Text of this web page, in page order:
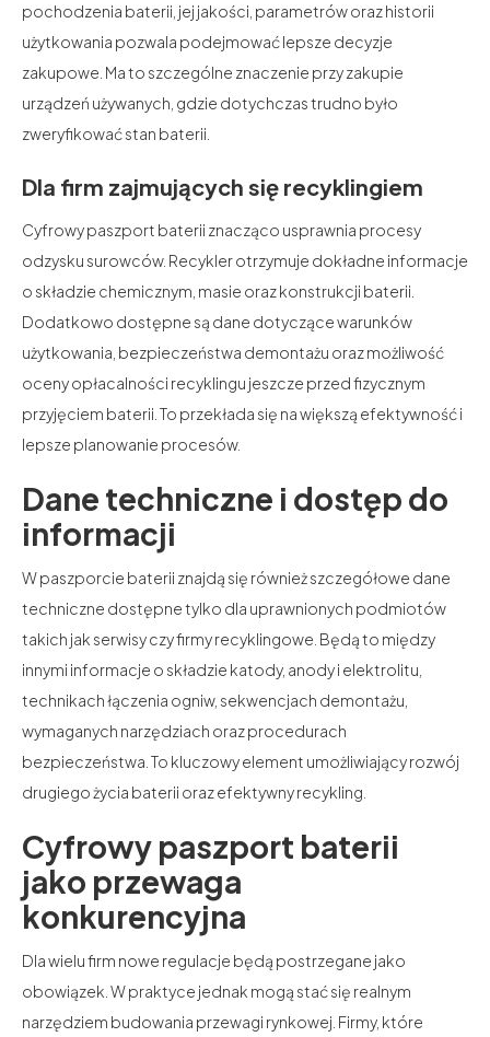
pochodzenia baterii, jej jakości, parametrów oraz historii
użytkowania pozwala podejmować lepsze decyzje
zakupowe. Ma to szczególne znaczenie przy zakupie
urządzeń używanych, gdzie dotychczas trudno było
zweryfikować stan baterii.
Dla firm zajmujących się recyklingiem
Cyfrowy paszport baterii znacząco usprawnia procesy
odzysku surowców. Recykler otrzymuje dokładne informacje
o składzie chemicznym, masie oraz konstrukcji baterii.
Dodatkowo dostępne są dane dotyczące warunków
użytkowania, bezpieczeństwa demontażu oraz możliwość
oceny opłacalności recyklingu jeszcze przed fizycznym
przyjęciem baterii. To przekłada się na większą efektywność i
lepsze planowanie procesów.
Dane techniczne i dostęp do
informacji
W paszporcie baterii znajdą się również szczegółowe dane
techniczne dostępne tylko dla uprawnionych podmiotów
takich jak serwisy czy firmy recyklingowe. Będą to między
innymi informacje o składzie katody, anody i elektrolitu,
technikach łączenia ogniw, sekwencjach demontażu,
wymaganych narzędziach oraz procedurach
bezpieczeństwa. To kluczowy element umożliwiający rozwój
drugiego życia baterii oraz efektywny recykling.
Cyfrowy paszport baterii
jako przewaga
konkurencyjna
Dla wielu firm nowe regulacje będą postrzegane jako
obowiązek. W praktyce jednak mogą stać się realnym
narzędziem budowania przewagi rynkowej. Firmy, które